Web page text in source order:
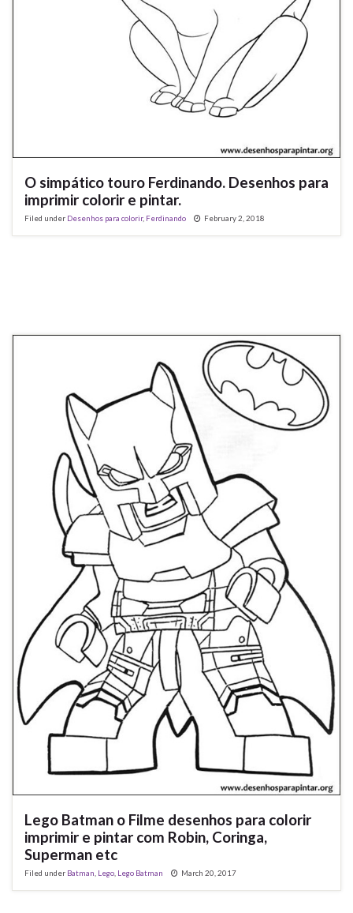
O simpático touro Ferdinando. Desenhos para
imprimir colorir e pintar.
Filed under Desenhos para colorir, Ferdinando February 2, 2018
Lego Batman o Filme desenhos para colorir
imprimir e pintar com Robin, Coringa,
Superman etc
Filed under Batman Lego Lego Batman March 20, 2017